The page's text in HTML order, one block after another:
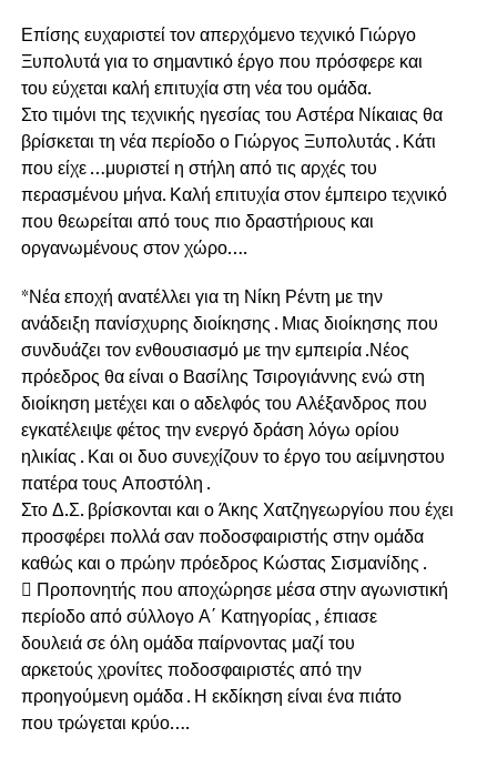
Επίσης ευχαριστεί τον απερχόμενο τεχνικό Γιώργο
Ξυπολυτά για το σημαντικό έργο που πρόσφερε και
του εύχεται καλή επιτυχία στη νέα του ομάδα.
Στο τιμόνι της τεχνικής ηγεσίας του Αστέρα Νίκαιας θα
βρίσκεται τη νέα περίοδο ο Γιώργος Ξυπολυτάς . Κάτι
που είχε …μυριστεί η στήλη από τις αρχές του
περασμένου μήνα. Καλή επιτυχία στον έμπειρο τεχνικό
που θεωρείται από τους πιο δραστήριους και
οργανωμένους στον χώρο….
*Νέα εποχή ανατέλλει για τη Νίκη Ρέντη με την
ανάδειξη πανίσχυρης διοίκησης . Μιας διοίκησης που
συνδυάζει τον ενθουσιασμό με την εμπειρία .Νέος
πρόεδρος θα είναι ο Βασίλης Τσιρογιάννης ενώ στη
διοίκηση μετέχει και ο αδελφός του Αλέξανδρος που
εγκατέλειψε φέτος την ενεργό δράση λόγω ορίου
ηλικίας . Και οι δυο συνεχίζουν το έργο του αείμνηστου
πατέρα τους Αποστόλη .
Στο Δ.Σ. βρίσκονται και ο Άκης Χατζηγεωργίου που έχει
προσφέρει πολλά σαν ποδοσφαιριστής στην ομάδα
καθώς και ο πρώην πρόεδρος Κώστας Σισμανίδης .
 Προπονητής που αποχώρησε μέσα στην αγωνιστική
περίοδο από σύλλογο Α΄ Κατηγορίας , έπιασε
δουλειά σε όλη ομάδα παίρνοντας μαζί του
αρκετούς χρονίτες ποδοσφαιριστές από την
προηγούμενη ομάδα . Η εκδίκηση είναι ένα πιάτο
που τρώγεται κρύο….